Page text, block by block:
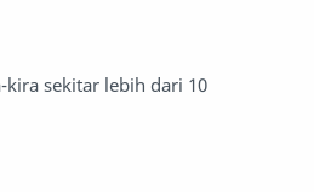
sekitar lebih dari 10